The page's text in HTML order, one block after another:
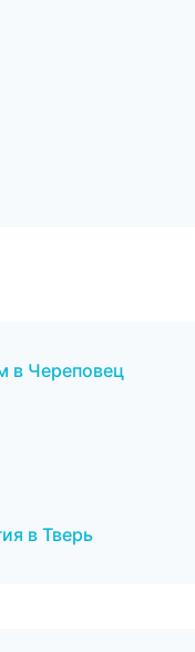
в Череповец
в Тверь